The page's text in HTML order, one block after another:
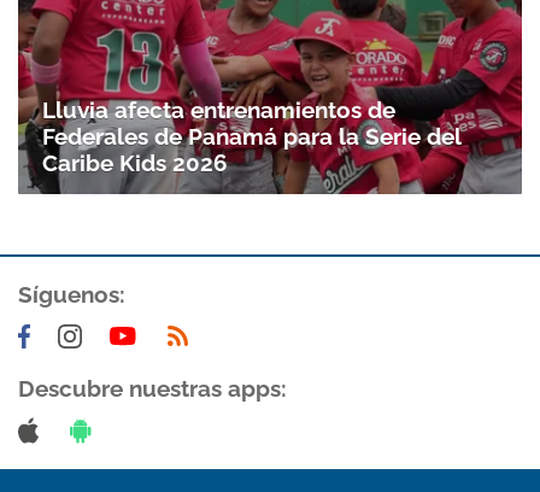
Lluvia afecta entrenamientos de
Federales de Panamá para la Serie del
Caribe Kids 2026
Síguenos:
Descubre nuestras apps: